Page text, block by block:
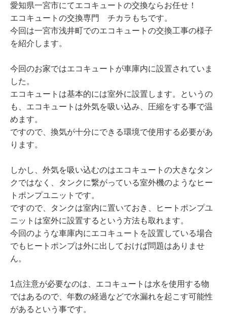
愛知県一宮市にてエコキュートの交換ならお任せ！
エコキュートの交換専門 チカラもちです。
今回は一宮市浅井町でのエコキュートの交換工事の様子
を紹介します。
今回のお家ではエコキュートが車庫内に設置されていま
した。
エコキュートは基本的には室外に設置します。というの
も、エコキュートは外気を吸い込み、圧縮をする事で温
めます。
ですので、換気が十分にできる環境で使用する必要があ
ります。
しかし、外気を吸い込むのはエコキュートの大きなタン
クではなく、タンクに繋がっている室外機のようなヒー
トポンプユニットです。
ですので、タンクは室内に置いておき、ヒートポンプユ
ニットは室外に設置するという方法も取れます。
今回のような車庫内にエコキュートを設置している場合
でもヒートポンプは外に出しておけば問題はありませ
ん。
1点注意が必要なのは、エコキュートは水を使用する物
ではあるので、年数の経過などで水漏れを起こす可能性
があるという事です。